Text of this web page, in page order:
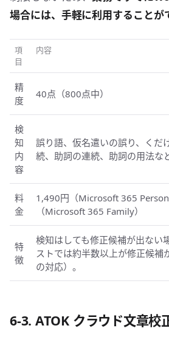
場合には、手軽に利用することが
項
目
内容
精
度
40点（800点中）
検
知
内
容
誤り語、仮名遣いの誤り、くだ
続、助詞の連続、助詞の用法な
料
金
1,490円（Microsoft 365
（Microsoft 365 Family）
特
徴
検知はしても修正候補が出ない
ストでは約半数以上が修正候補
の対応）。
6-3. ATOK クラウド文章校